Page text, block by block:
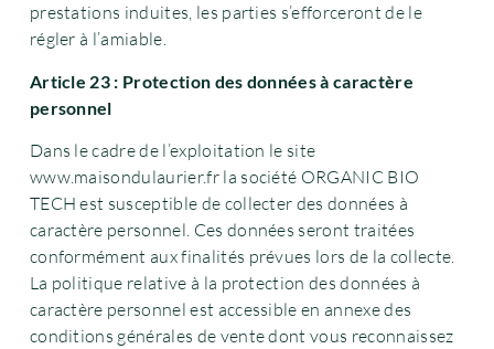
prestations induites, les parties s’efforceront de le
régler à l’amiable.
Article 23 : Protection des données à caractère
personnel
Dans le cadre de l’exploitation le site
www.maisondulaurier.fr la société ORGANIC BIO
TECH est susceptible de collecter des données à
caractère personnel. Ces données seront traitées
conformément aux finalités prévues lors de la collecte.
La politique relative à la protection des données à
caractère personnel est accessible en annexe des
conditions générales de vente dont vous reconnaissez